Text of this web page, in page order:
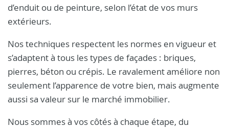
d’enduit ou de peinture, selon l’état de vos murs
extérieurs.
Nos techniques respectent les normes en vigueur et
s’adaptent à tous les types de façades : briques,
pierres, béton ou crépis. Le ravalement améliore non
seulement l’apparence de votre bien, mais augmente
aussi sa valeur sur le marché immobilier.
Nous sommes à vos côtés à chaque étape, du